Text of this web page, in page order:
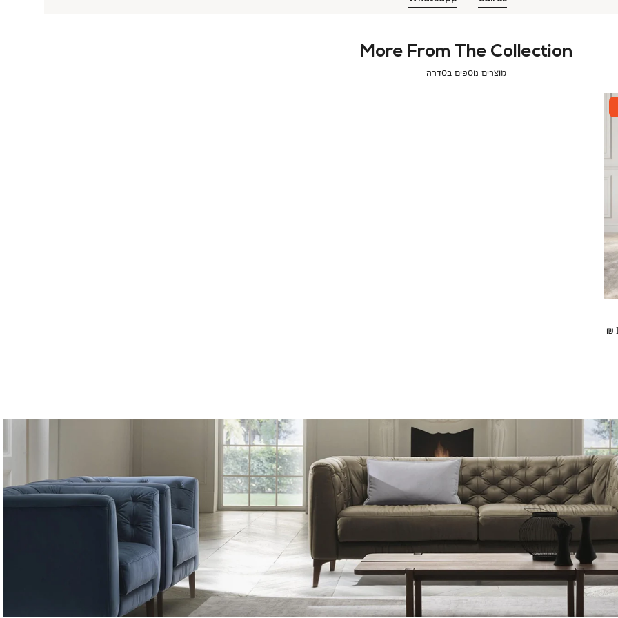
More From The Collection
מוצרים נוספים בסדרה